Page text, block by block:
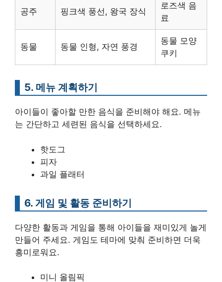
공주 핑크색 풍선, 왕국 장식
로즈색 음
료
동물 동물 인형, 자연 풍경
동물 모양
쿠키
5. 메뉴 계획하기
아이들이 좋아할 만한 음식을 준비해야 해요. 메뉴
는 간단하고 세련된 음식을 선택하세요.
핫도그
피자
과일 플래터
6. 게임 및 활동 준비하기
다양한 활동과 게임을 통해 아이들을 재미있게 놀게
만들어 주세요. 게임도 테마에 맞춰 준비하면 더욱
흥미로워요.
미니 올림픽